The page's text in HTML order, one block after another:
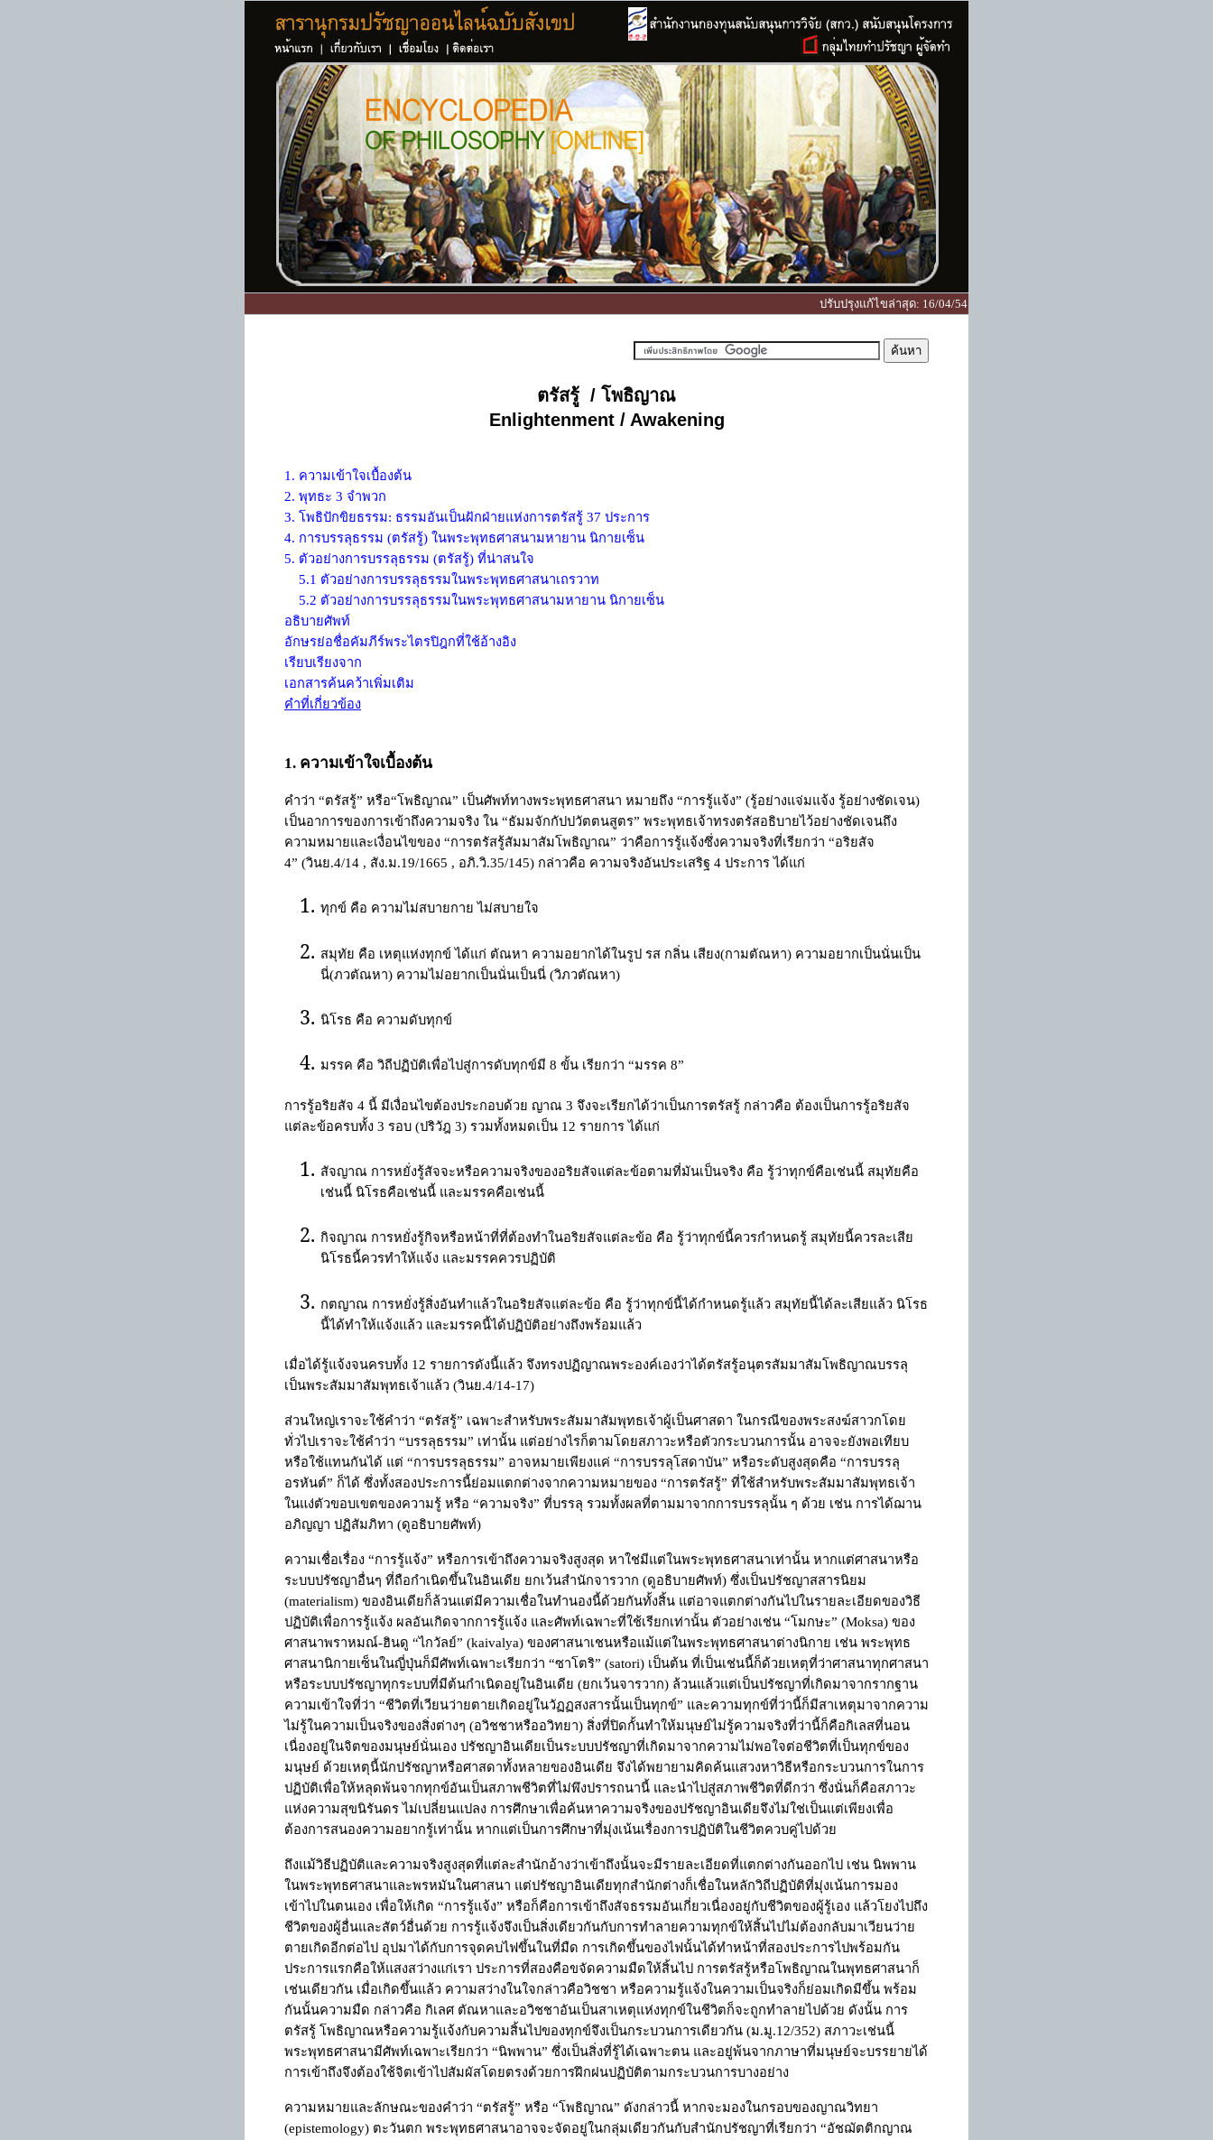
ปรับปรุงแก้ไขล่าสุด: 16/04/54
ตรัสรู้ / โพธิญาณ
Enlightenment/Awakening
1. ความเข้าใจเบื้องต้น
2. พุทธะ 3 จำพวก
3. โพธิปักขิยธรรม: ธรรมอันเป็นฝักฝ่ายแห่งการตรัสรู้ 37 ประการ
4. การบรรลุธรรม (ตรัสรู้) ในพระพุทธศาสนามหายาน นิกายเซ็น
5. ตัวอย่างการบรรลุธรรม (ตรัสรู้) ที่น่าสนใจ
5.1 ตัวอย่างการบรรลุธรรมในพระพุทธศาสนาเถรวาท
5.2 ตัวอย่างการบรรลุธรรมในพระพุทธศาสนามหายาน นิกายเซ็น
อธิบายศัพท์
อักษรย่อชื่อคัมภีร์พระไตรปิฎกที่ใช้อ้างอิง
เรียบเรียงจาก
เอกสารค้นคว้าเพิ่มเติม
คำที่เกี่ยวข้อง
1. ความเข้าใจเบื้องต้น
คำว่า “ตรัสรู้” หรือ“โพธิญาณ” เป็นศัพท์ทางพระพุทธศาสนา หมายถึง “การรู้แจ้ง” (รู้อย่างแจ่มแจ้ง รู้อย่างชัดเจน)
เป็นอาการของการเข้าถึงความจริง ใน “ธัมมจักกัปปวัตตนสูตร” พระพุทธเจ้าทรงตรัสอธิบายไว้อย่างชัดเจนถึง
ความหมายและเงื่อนไขของ “การตรัสรู้สัมมาสัมโพธิญาณ” ว่าคือการรู้แจ้งซึ่งความจริงที่เรียกว่า “อริยสัจ
4” (วินย.4/14 , สัง.ม.19/1665 , อภิ.วิ.35/145) กล่าวคือ ความจริงอันประเสริฐ 4 ประการ ได้แก่
ทุกข์ คือ ความไม่สบายกาย ไม่สบายใจ
สมุทัย คือ เหตุแห่งทุกข์ ได้แก่ ตัณหา ความอยากได้ในรูป รส กลิ่น เสียง(กามตัณหา) ความอยากเป็นนั่นเป็น
นี่(ภวตัณหา) ความไม่อยากเป็นนั่นเป็นนี่ (วิภวตัณหา)
นิโรธ คือ ความดับทุกข์
มรรค คือ วิถีปฏิบัติเพื่อไปสู่การดับทุกข์มี 8 ขั้น เรียกว่า “มรรค 8”
การรู้อริยสัจ 4 นี้ มีเงื่อนไขต้องประกอบด้วย ญาณ 3 จึงจะเรียกได้ว่าเป็นการตรัสรู้ กล่าวคือ ต้องเป็นการรู้อริยสัจ
แต่ละข้อครบทั้ง 3 รอบ (ปริวัฎ 3) รวมทั้งหมดเป็น 12 รายการ ได้แก่
สัจญาณ การหยั่งรู้สัจจะหรือความจริงของอริยสัจแต่ละข้อตามที่มันเป็นจริง คือ รู้ว่าทุกข์คือเช่นนี้ สมุทัยคือ
เช่นนี้ นิโรธคือเช่นนี้ และมรรคคือเช่นนี้
กิจญาณ การหยั่งรู้กิจหรือหน้าที่ที่ต้องทำในอริยสัจแต่ละข้อ คือ รู้ว่าทุกข์นี้ควรกำหนดรู้ สมุทัยนี้ควรละเสีย
นิโรธนี้ควรทำให้แจ้ง และมรรคควรปฏิบัติ
กตญาณ การหยั่งรู้สิ่งอันทำแล้วในอริยสัจแต่ละข้อ คือ รู้ว่าทุกข์นี้ได้กำหนดรู้แล้ว สมุทัยนี้ได้ละเสียแล้ว นิโรธ
นี้ได้ทำให้แจ้งแล้ว และมรรคนี้ได้ปฏิบัติอย่างถึงพร้อมแล้ว
เมื่อได้รู้แจ้งจนครบทั้ง 12 รายการดังนี้แล้ว จึงทรงปฏิญาณพระองค์เองว่าได้ตรัสรู้อนุตรสัมมาสัมโพธิญาณบรรลุ
เป็นพระสัมมาสัมพุทธเจ้าแล้ว (วินย.4/14-17)
ส่วนใหญ่เราจะใช้คำว่า “ตรัสรู้” เฉพาะสำหรับพระสัมมาสัมพุทธเจ้าผู้เป็นศาสดา ในกรณีของพระสงฆ์สาวกโดย
ทั่วไปเราจะใช้คำว่า “บรรลุธรรม” เท่านั้น แต่อย่างไรก็ตามโดยสภาวะหรือตัวกระบวนการนั้น อาจจะยังพอเทียบ
หรือใช้แทนกันได้ แต่ “การบรรลุธรรม” อาจหมายเพียงแค่ “การบรรลุโสดาบัน” หรือระดับสูงสุดคือ “การบรรลุ
อรหันต์” ก็ได้ ซึ่งทั้งสองประการนี้ย่อมแตกต่างจากความหมายของ “การตรัสรู้” ที่ใช้สำหรับพระสัมมาสัมพุทธเจ้า
ในแง่ตัวขอบเขตของความรู้ หรือ “ความจริง” ที่บรรลุ รวมทั้งผลที่ตามมาจากการบรรลุนั้น ๆ ด้วย เช่น การได้ฌาน
อภิญญา ปฏิสัมภิทา (ดูอธิบายศัพท์)
ความเชื่อเรื่อง “การรู้แจ้ง” หรือการเข้าถึงความจริงสูงสุด หาใช่มีแต่ในพระพุทธศาสนาเท่านั้น หากแต่ศาสนาหรือ
ระบบปรัชญาอื่นๆ ที่ถือกำเนิดขึ้นในอินเดีย ยกเว้นสำนักจารวาก (ดูอธิบายศัพท์) ซึ่งเป็นปรัชญาสสารนิยม
(materialism) ของอินเดียก็ล้วนแต่มีความเชื่อในทำนองนี้ด้วยกันทั้งสิ้น แต่อาจแตกต่างกันไปในรายละเอียดของวิธี
ปฏิบัติเพื่อการรู้แจ้ง ผลอันเกิดจากการรู้แจ้ง และศัพท์เฉพาะที่ใช้เรียกเท่านั้น ตัวอย่างเช่น “โมกษะ” (Moksa) ของ
ศาสนาพราหมณ์-ฮินดู “ไกวัลย์” (kaivalya) ของศาสนาเชนหรือแม้แต่ในพระพุทธศาสนาต่างนิกาย เช่น พระพุทธ
ศาสนานิกายเซ็นในญี่ปุ่นก็มีศัพท์เฉพาะเรียกว่า “ซาโตริ” (satori) เป็นต้น ที่เป็นเช่นนี้ก็ด้วยเหตุที่ว่าศาสนาทุกศาสนา
หรือระบบปรัชญาทุกระบบที่มีต้นกำเนิดอยู่ในอินเดีย (ยกเว้นจารวาก) ล้วนแล้วแต่เป็นปรัชญาที่เกิดมาจากรากฐาน
ความเข้าใจที่ว่า “ชีวิตที่เวียนว่ายตายเกิดอยู่ในวัฏฏสงสารนั้นเป็นทุกข์” และความทุกข์ที่ว่านี้ก็มีสาเหตุมาจากความ
ไม่รู้ในความเป็นจริงของสิ่งต่างๆ (อวิชชาหรืออวิทยา) สิ่งที่ปิดกั้นทำให้มนุษย์ไม่รู้ความจริงที่ว่านี้ก็คือกิเลสที่นอน
เนื่องอยู่ในจิตของมนุษย์นั่นเอง ปรัชญาอินเดียเป็นระบบปรัชญาที่เกิดมาจากความไม่พอใจต่อชีวิตที่เป็นทุกข์ของ
มนุษย์ ด้วยเหตุนี้นักปรัชญาหรือศาสดาทั้งหลายของอินเดีย จึงได้พยายามคิดค้นแสวงหาวิธีหรือกระบวนการในการ
ปฏิบัติเพื่อให้หลุดพ้นจากทุกข์อันเป็นสภาพชีวิตที่ไม่พึงปรารถนานี้ และนำไปสู่สภาพชีวิตที่ดีกว่า ซึ่งนั่นก็คือสภาวะ
แห่งความสุขนิรันดร ไม่เปลี่ยนแปลง การศึกษาเพื่อค้นหาความจริงของปรัชญาอินเดียจึงไม่ใช่เป็นแต่เพียงเพื่อ
ต้องการสนองความอยากรู้เท่านั้น หากแต่เป็นการศึกษาที่มุ่งเน้นเรื่องการปฏิบัติในชีวิตควบคู่ไปด้วย
ถึงแม้วิธีปฏิบัติและความจริงสูงสุดที่แต่ละสำนักอ้างว่าเข้าถึงนั้นจะมีรายละเอียดที่แตกต่างกันออกไป เช่น นิพพาน
ในพระพุทธศาสนาและพรหมันในศาสนา แต่ปรัชญาอินเดียทุกสำนักต่างก็เชื่อในหลักวิถีปฏิบัติที่มุ่งเน้นการมอง
เข้าไปในตนเอง เพื่อให้เกิด “การรู้แจ้ง” หรือก็คือการเข้าถึงสัจธรรมอันเกี่ยวเนื่องอยู่กับชีวิตของผู้รู้เอง แล้วโยงไปถึง
ชีวิตของผู้อื่นและสัตว์อื่นด้วย การรู้แจ้งจึงเป็นสิ่งเดียวกันกับการทำลายความทุกข์ให้สิ้นไปไม่ต้องกลับมาเวียนว่าย
ตายเกิดอีกต่อไป อุปมาได้กับการจุดคบไฟขึ้นในที่มืด การเกิดขึ้นของไฟนั้นได้ทำหน้าที่สองประการไปพร้อมกัน
ประการแรกคือให้แสงสว่างแก่เรา ประการที่สองคือขจัดความมืดให้สิ้นไป การตรัสรู้หรือโพธิญาณในพุทธศาสนาก็
เช่นเดียวกัน เมื่อเกิดขึ้นแล้ว ความสว่างในใจกล่าวคือวิชชา หรือความรู้แจ้งในความเป็นจริงก็ย่อมเกิดมีขึ้น พร้อม
กันนั้นความมืด กล่าวคือ กิเลศ ตัณหาและอวิชชาอันเป็นสาเหตุแห่งทุกข์ในชีวิตก็จะถูกทำลายไปด้วย ดังนั้น การ
ตรัสรู้ โพธิญาณหรือความรู้แจ้งกับความสิ้นไปของทุกข์จึงเป็นกระบวนการเดียวกัน (ม.มู.12/352) สภาวะเช่นนี้
พระพุทธศาสนามีศัพท์เฉพาะเรียกว่า “นิพพาน” ซึ่งเป็นสิ่งที่รู้ได้เฉพาะตน และอยู่พ้นจากภาษาที่มนุษย์จะบรรยายได้
การเข้าถึงจึงต้องใช้จิตเข้าไปสัมผัสโดยตรงด้วยการฝึกฝนปฏิบัติตามกระบวนการบางอย่าง
ความหมายและลักษณะของคำว่า “ตรัสรู้” หรือ “โพธิญาณ” ดังกล่าวนี้ หากจะมองในกรอบของญาณวิทยา
(epistemology) ตะวันตก พระพุทธศาสนาอาจจะจัดอยู่ในกลุ่มเดียวกันกับสำนักปรัชญาที่เรียกว่า “อัชฌัตติกญาณ